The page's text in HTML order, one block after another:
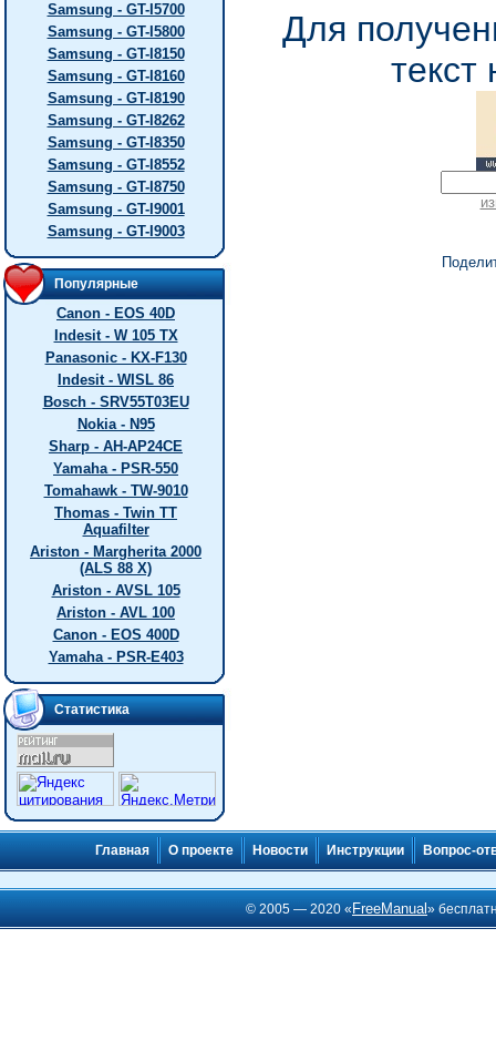
Samsung - GT-I5700
Samsung - GT-I5800
Samsung - GT-I8150
Samsung - GT-I8160
Samsung - GT-I8190
Samsung - GT-I8262
Samsung - GT-I8350
Samsung - GT-I8552
Samsung - GT-I8750
Samsung - GT-I9001
Samsung - GT-I9003
Популярные
Canon - EOS 40D
Indesit - W 105 TX
Panasonic - KX-F130
Indesit - WISL 86
Bosch - SRV55T03EU
Nokia - N95
Sharp - AH-AP24CE
Yamaha - PSR-550
Tomahawk - TW-9010
Thomas - Twin TT
Aquafilter
Ariston - Margherita 2000
(ALS 88 X)
Ariston - AVSL 105
Ariston - AVL 100
Canon - EOS 400D
Yamaha - PSR-E403
Статистика
Для
текст
Главная О проекте Новости Инструкции Вопрос-
© 2005 — 2020 « FreeManual»